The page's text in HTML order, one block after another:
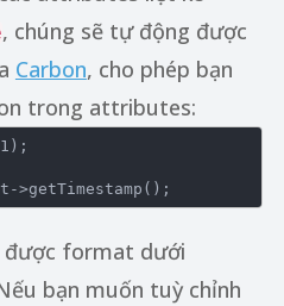
, chúng sẽ tự động được
Carbon, cho phép bạn
trong attributes:
1 );
được format dưới
bạn muốn tuỳ chỉnh